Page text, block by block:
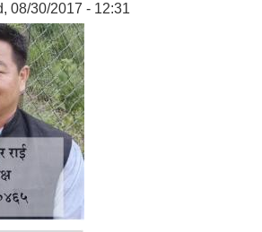
08/30/2017 - 12:31